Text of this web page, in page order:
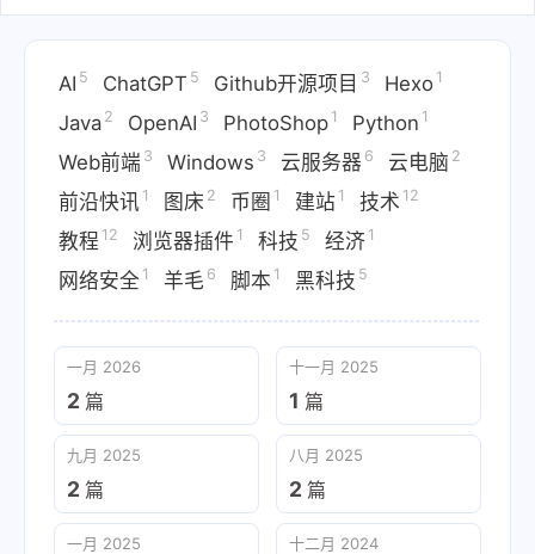
AI 5 ChatGPT 5 Github开源项目 3 Hexo 1
Java 2 OpenAI 3 PhotoShop 1 Python 1
Web前端 3 Windows 3 云服务器 6 云电脑 2
前沿快讯 1 图床 2 币圈 1 建站 1 技术 12
教程 12 浏览器插件 1 科技 5 经济 1
网络安全 1 羊毛 6 脚本 1 黑科技 5
一月 2026
2 篇
十一月 2025
1 篇
九月 2025
2 篇
八月 2025
2 篇
一月 2025 十二月 2024